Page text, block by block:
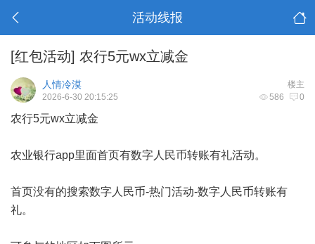
活动线报
[红包活动] 农行5元wx立减金
楼主
人情冷漠
586 0
2026-6-30 20:15:25
农行5元wx立减金
农业银行app里面首页有数字人民币转账有礼活动。
首页没有的搜索数字人民币-热门活动-数字人民币转账有
礼。